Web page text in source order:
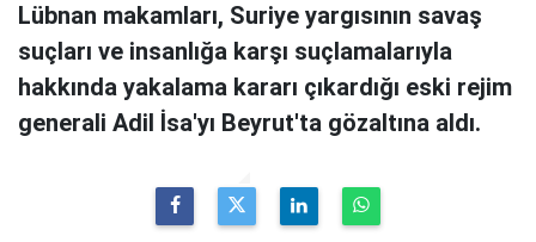
Lübnan makamları, Suriye yargısının savaş
suçları ve insanlığa karşı suçlamalarıyla
hakkında yakalama kararı çıkardığı eski rejim
generali Adil İsa'yı Beyrut'ta gözaltına aldı.